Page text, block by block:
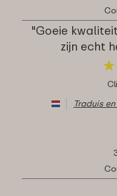
"Goeie
zijn echt
★
★
Traduis